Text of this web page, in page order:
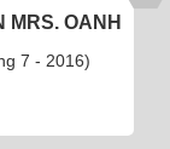
MRS. OANH
7 - 2016)